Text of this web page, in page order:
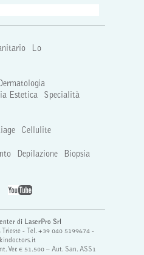
Lo
Estetica
Specialità
Cellulite
Depilazione Biopsia
di LaserPro Srl
- Tel. +39 040 5199674 -
Ver. € 51.500 – Aut. San. ASS1